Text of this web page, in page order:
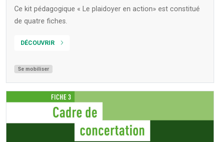
Ce kit pédagogique « Le plaidoyer en action» est constitué
de quatre fiches.
DÉCOUVRIR
Se mobiliser